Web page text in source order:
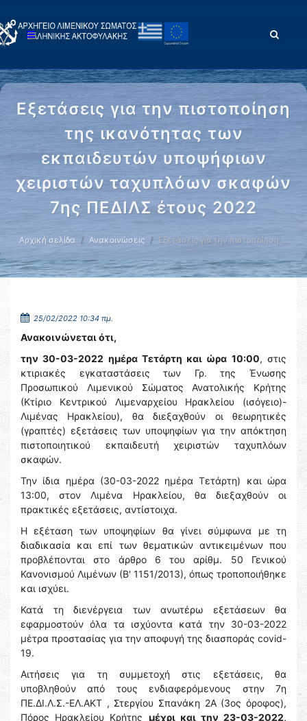
Εξετάσεις για την πιστοποίηση
της ικανότητας των
εκπαιδευτών υποψήφιων
χειριστών ταχυπλόων σκαφών
7ης ΠΕΔΙΛΣ έτους 2022
Αρχική σελίδα Ανακοινώσεις Εξετάσεις για την πιστοποίηση …
25/02/2022 10:34 πμ.
Ανακοινώνεται ότι,
την 30-03-2022 ημέρα Τετάρτη και ώρα 10:00, στις
κτιριακές εγκαταστάσεις των Γρ. της Ένωσης
Προσωπικού Λιμενικού Σώματος Ανατολικής Κρήτης
(Κτίριο Κεντρικού Λιμεναρχείου Ηρακλείου (ισόγειο)-
Λιμένας Ηρακλείου), θα διεξαχθούν οι θεωρητικές
(γραπτές) εξετάσεις των υποψηφίων για την απόκτηση
πιστοποιητικού εκπαιδευτή χειριστών ταχυπλόων
σκαφών.
Την ίδια ημέρα (30-03-2022 ημέρα Τετάρτη) και ώρα
13:00, στον Λιμένα Ηρακλείου, θα διεξαχθούν οι
πρακτικές εξετάσεις, αντίστοιχα.
Η εξέταση των υποψηφίων θα γίνει σύμφωνα με τη
διαδικασία και επί των θεματικών αντικειμένων που
προβλέπονται στο άρθρο 6 του αρίθμ. 50 Γενικού
Κανονισμού Λιμένων (Β' 1151/2013), όπως τροποποιήθηκε
και ισχύει.
Κατά τη διενέργεια των ανωτέρω εξετάσεων θα
εφαρμοστούν όλα τα ισχύοντα κατά την 30-03-2022
μέτρα προστασίας για την αποφυγή της διασποράς covid-
19.
Αιτήσεις για τη συμμετοχή στις εξετάσεις, θα
υποβληθούν από τους ενδιαφερόμενους στην 7η
ΠΕ.ΔΙ.Λ.Σ.-ΕΛ.ΑΚΤ , Στεργίου Σπανάκη 2Α (3ος όροφος),
Πόρος Ηρακλείου Κρήτης μέχρι και την 23-03-2022,